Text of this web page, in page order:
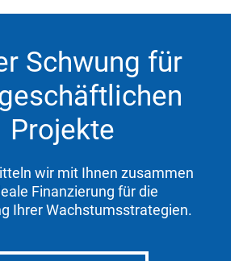
Schwung für
Projekte
wir mit Ihnen zusammen
Finanzierung für die
Ihrer Wachstumsstrategien.